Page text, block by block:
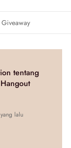
Giveaway
tentang
lalu